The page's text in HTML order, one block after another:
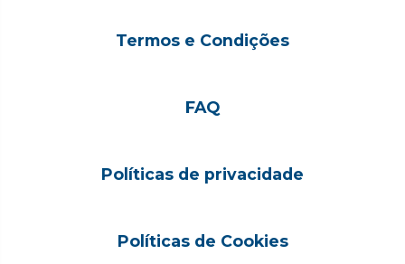
Termos e Condições
FAQ
Políticas de privacidade
Políticas de Cookies